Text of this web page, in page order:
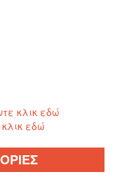
κλικ εδώ
εδώ